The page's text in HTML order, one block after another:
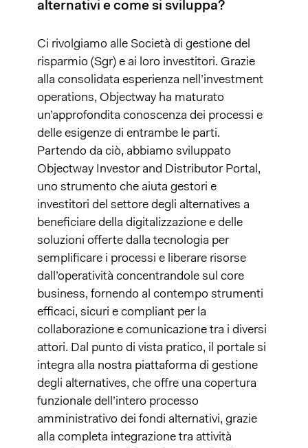
alternativi e come si sviluppa?
Ci rivolgiamo alle Società di gestione del
risparmio (Sgr) e ai loro investitori. Grazie
alla consolidata esperienza nell’investment
operations, Objectway ha maturato
un’approfondita conoscenza dei processi e
delle esigenze di entrambe le parti.
Partendo da ciò, abbiamo sviluppato
Objectway Investor and Distributor Portal,
uno strumento che aiuta gestori e
investitori del settore degli alternatives a
beneficiare della digitalizzazione e delle
soluzioni offerte dalla tecnologia per
semplificare i processi e liberare risorse
dall’operatività concentrandole sul core
business, fornendo al contempo strumenti
efficaci, sicuri e compliant per la
collaborazione e comunicazione tra i diversi
attori. Dal punto di vista pratico, il portale si
integra alla nostra piattaforma di gestione
degli alternatives, che offre una copertura
funzionale dell’intero processo
amministrativo dei fondi alternativi, grazie
alla completa integrazione tra attività